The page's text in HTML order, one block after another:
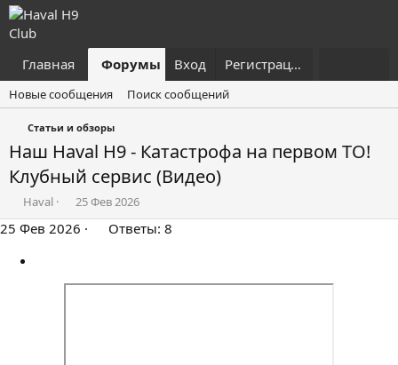
Главная Форумы Что нового?
Вход Регистрация
Новые сообщения Поиск сообщений
Статьи и обзоры
Наш Haval H9 - Катастрофа на первом ТО!
Клубный сервис (Видео)
А
в
т
р
Haval
Д
а
т
а
25 Фев 2026
25 Фев 2026 Ответы: 8